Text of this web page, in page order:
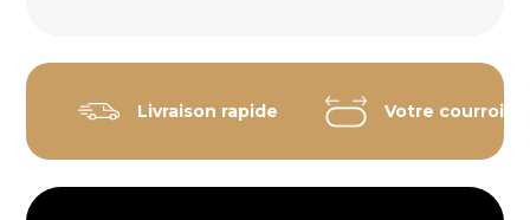
Livraison rapide Votre courroie